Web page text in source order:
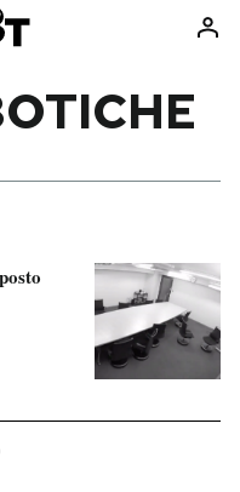
Consumismi
Ok Boomer!